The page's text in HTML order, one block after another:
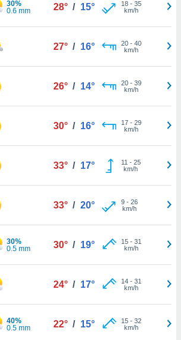
30%
0.6 mm
28° / 15° 18- 35
km/h
27° / 16° 20- 40
km/h
26° / 14° 20- 39
km/h
30° / 16° 17- 29
km/h
33° / 17° 11 - 25
km/h
33° / 20° 9- 26
km/h
30%
0.5 mm
30° / 19° 15- 31
km/h
24° / 17° 14- 31
km/h
40%
0.5 mm
22° / 15° 15- 32
km/h